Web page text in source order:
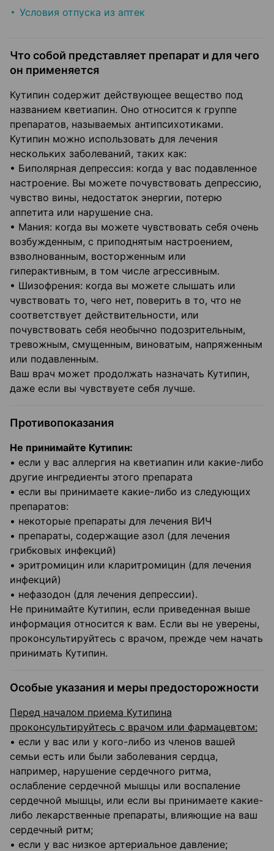
Условия отпуска из аптек
Что собой представляет препарат и для чего
он применяется
Кутипин содержит действующее вещество под
названием кветиапин. Оно относится к группе
препаратов, называемых антипсихотиками.
Кутипин можно использовать для лечения
нескольких заболеваний, таких как:
• Биполярная депрессия: когда у вас подавленное
настроение. Вы можете почувствовать депрессию,
чувство вины, недостаток энергии, потерю
аппетита или нарушение сна.
• Мания: когда вы можете чувствовать себя очень
возбужденным, с приподнятым настроением,
взволнованным, восторженным или
гиперактивным, в том числе агрессивным.
• Шизофрения: когда вы можете слышать или
чувствовать то, чего нет, поверить в то, что не
соответствует действительности, или
почувствовать себя необычно подозрительным,
тревожным, смущенным, виноватым, напряженным
или подавленным.
Ваш врач может продолжать назначать Кутипин,
даже если вы чувствуете себя лучше.
Противопоказания
Не принимайте Кутипин:
• если у вас аллергия на кветиапин или какие-либо
другие ингредиенты этого препарата
• если вы принимаете какие-либо из следующих
препаратов:
• некоторые препараты для лечения ВИЧ
• препараты, содержащие азол (для лечения
грибковых инфекций)
• эритромицин или кларитромицин (для лечения
инфекций)
• нефазодон (для лечения депрессии).
Не принимайте Кутипин, если приведенная выше
информация относится к вам. Если вы не уверены,
проконсультируйтесь с врачом, прежде чем начать
принимать Кутипин.
Особые указания и меры предосторожности
Перед началом приема Кутипина
проконсультируйтесь с врачом или фармацевтом:
• если у вас или у кого-либо из членов вашей
семьи есть или были заболевания сердца,
например, нарушение сердечного ритма,
ослабление сердечной мышцы или воспаление
сердечной мышцы, или если вы принимаете какие-
либо лекарственные препараты, влияющие на ваш
сердечный ритм;
• если у вас низкое артериальное давление;